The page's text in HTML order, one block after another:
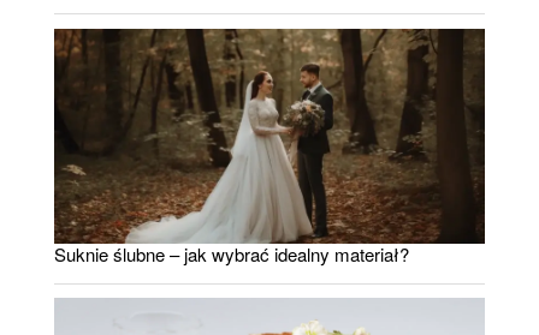
Suknie ślubne – jak wybrać idealny materiał?